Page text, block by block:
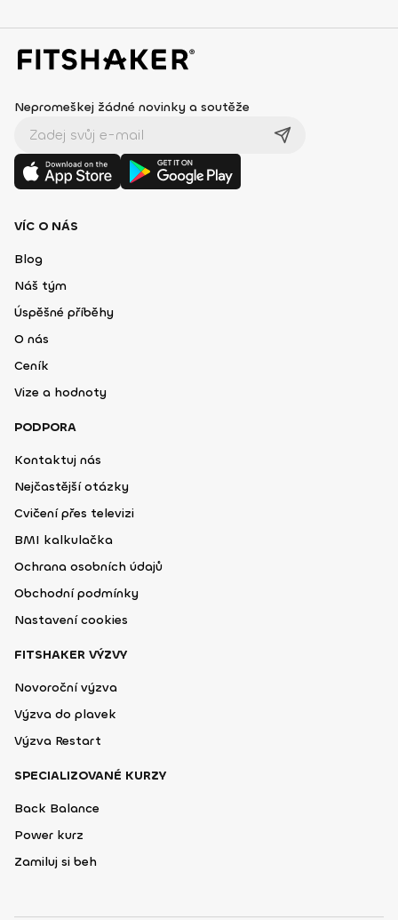
Nepromeškej žádné novinky a soutěže
VÍC O NÁS
Blog
Náš tým
Úspěšné příběhy
O nás
Ceník
Vize a hodnoty
PODPORA
Kontaktuj nás
Nejčastější otázky
Cvičení přes televizi
BMI kalkulačka
Ochrana osobních údajů
Obchodní podmínky
Nastavení cookies
FITSHAKER VÝZVY
Novoroční výzva
Výzva do plavek
Výzva Restart
SPECIALIZOVANÉ KURZY
Back Balance
Power kurz
Zamiluj si beh